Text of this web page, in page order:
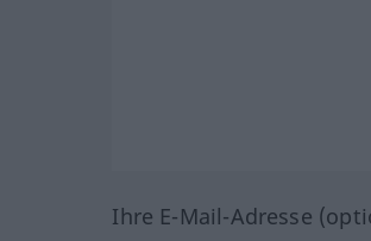
Ihre E-Mail-Adresse